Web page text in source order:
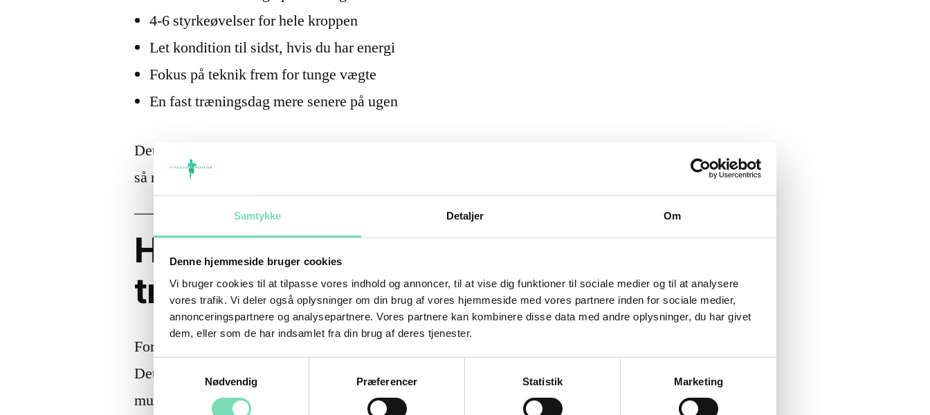
Samtykke Detaljer Om
Denne hjemmeside bruger cookies
Vi bruger cookies til at tilpasse vores indhold og annoncer, til at vise dig funktioner til sociale medier og til at analysere
vores trafik. Vi deler også oplysninger om din brug af vores hjemmeside med vores partnere inden for sociale medier,
annonceringspartnere og analysepartnere. Vores partnere kan kombinere disse data med andre oplysninger, du har givet
dem, eller som de har indsamlet fra din brug af deres tjenester.
Nødvendig
Præferencer Statistik Marketing
4-6 styrkeøvelser for hele kroppen
Let kondition til sidst, hvis du har energi
Fokus på teknik frem for tunge vægte
En fast træningsdag mere senere på ugen
Det lyder måske simpelt, men det er netop pointen. Træningen skal være
så realistisk, at du kan gentage den, også når ugen ikke er perfekt.
Hvor ofte skal en begynder
træne?
For de fleste begyndere er 2 træninger om ugen et stærkt udgangspunkt.
Det giver kroppen tid til at vænne sig til nye bevægelser, og det giver dig
mulighed for at bygge en vane uden at fylde hele kalenderen.